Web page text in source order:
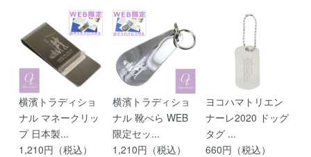
横濱トラディショ
ナル マネークリッ
プ 日本製...
1,210円（税込）
横濱トラディショ
ナル 靴べら WEB
限定セッ...
1,210円（税込）
ヨコハマトリエン
ナーレ2020 ドッグ
タグ ...
660円（税込）